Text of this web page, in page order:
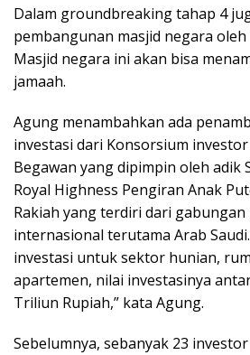
Dalam groundbreaking tahap 4
pembangunan masjid negara oleh
Masjid negara ini akan bisa
jamaah.
Agung menambahkan ada
investasi dari Konsorsium
Begawan yang dipimpin oleh adik
Royal Highness Pengiran Anak
Rakiah yang terdiri dari
internasional terutama Arab
investasi untuk sektor hunian,
apartemen, nilai investasinya
Triliun Rupiah,” kata Agung.
Sebelumnya, sebanyak 23